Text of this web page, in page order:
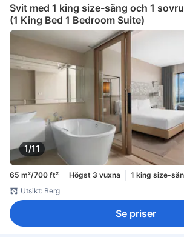
Svit med 1 king size-säng och 1
(1 King Bed 1 Bedroom Suite)
1/11
65 m²/700 ft² Högst 3 vuxna
1 king size-
Utsikt: Berg
Se priser